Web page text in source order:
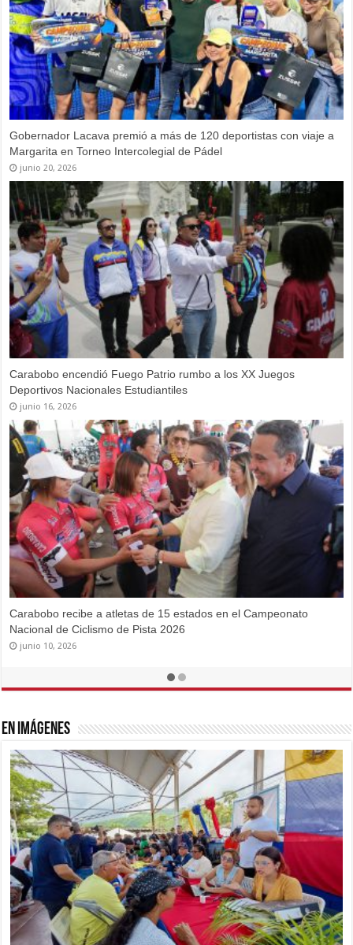
Inició fase estadal de Juegos Nacionales Estudiantiles en
Carabobo
mayo 25, 2026
Avanzan trabajos de renovación de Complejo Deportivo Los
Criollitos en Puerto Cabello
mayo 22, 2026
Más de 300 jóvenes participaron en Festival Estadal de
Paratletismo en Naguanagua
mayo 6, 2026
En imágenes